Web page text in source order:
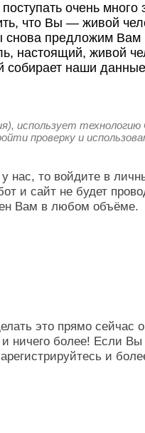
очень
что Вы — живой
предложим Вам
настоящий, живой
собирает наши
использует технологию
проверку и
нас, то войдите в
и сайт не будет
Вам в любом объёме.
это прямо сейчас
ничего более! Если Вы
и